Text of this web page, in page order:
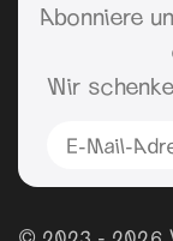
Abonniere
Wir